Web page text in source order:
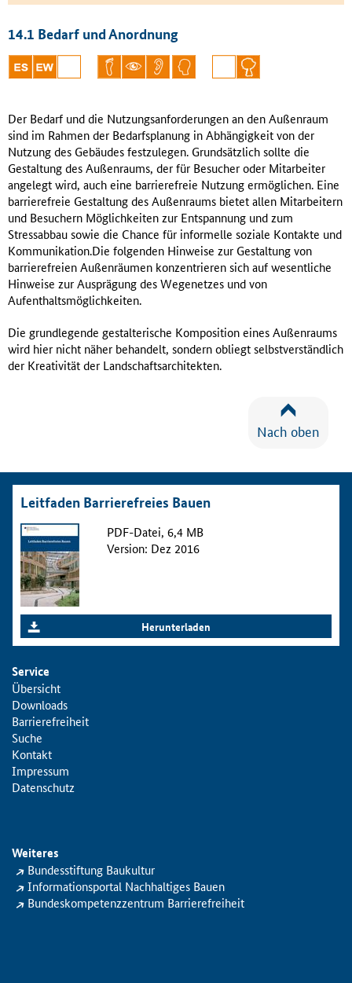
14.1 Bedarf und Anordnung
ES EW M V A K A
Der Bedarf und die Nutzungsanforderungen an den Außenraum
sind im Rahmen der Bedarfsplanung in Abhängigkeit von der
Nutzung des Gebäudes festzulegen. Grundsätzlich sollte die
Gestaltung des Außenraums, der für Besucher oder Mitarbeiter
angelegt wird, auch eine barrierefreie Nutzung ermöglichen. Eine
barrierefreie Gestaltung des Außenraums bietet allen Mitarbeitern
und Besuchern Möglichkeiten zur Entspannung und zum
Stressabbau sowie die Chance für informelle soziale Kontakte und
Kommunikation.Die folgenden Hinweise zur Gestaltung von
barrierefreien Außenräumen konzentrieren sich auf wesentliche
Hinweise zur Ausprägung des Wegenetzes und von
Aufenthaltsmöglichkeiten.
Die grundlegende gestalterische Komposition eines Außenraums
wird hier nicht näher behandelt, sondern obliegt selbstverständlich
der Krea­tivität der Landschaftsarchitekten.
Nach oben
Leitfaden Barrierefreies Bauen
PDF-Datei, 6,4 MB
Version: Dez 2016
Herunterladen
Service
Übersicht
Downloads
Barrierefreiheit
Suche
Kontakt
Impressum
Datenschutz
Weiteres
Bundesstiftung Baukultur
Informationsportal Nachhaltiges Bauen
Bundeskompetenzzentrum Barrierefreiheit